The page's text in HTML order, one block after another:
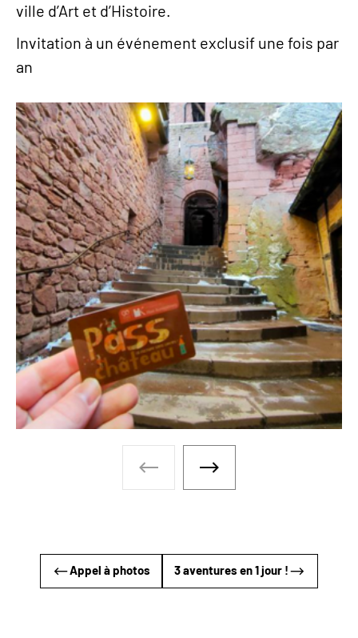
ville d’Art et d’Histoire.
Invitation à un événement exclusif une fois par
an
Galerie photos - Photo
Galerie photos - Photo
Appel à photos 3 aventures en 1 jour !